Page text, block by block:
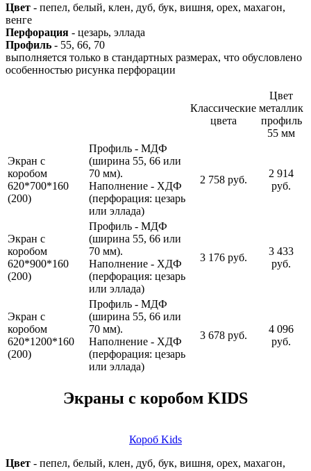
Цвет - пепел, белый, клен, дуб, бук, вишня, орех, махагон,
венге
Перфорация - цезарь, эллада
Профиль - 55, 66, 70
выполняется только в стандартных размерах, что обусловлено
особенностью рисунка перфорации
Классические
цвета
Цвет
металлик
профиль
55 мм
Экран с
коробом
620*700*160
(200)
Профиль - МДФ
(ширина 55, 66 или
70 мм).
Наполнение - ХДФ
(перфорация: цезарь
или эллада)
2 758 руб.
2 914
руб.
Экран с
коробом
620*900*160
(200)
Профиль - МДФ
(ширина 55, 66 или
70 мм).
Наполнение - ХДФ
(перфорация: цезарь
или эллада)
3 176 руб.
3 433
руб.
Экран с
коробом
620*1200*160
(200)
Профиль - МДФ
(ширина 55, 66 или
70 мм).
Наполнение - ХДФ
(перфорация: цезарь
или эллада)
3 678 руб.
4 096
руб.
Экраны с коробом KIDS
Короб Kids
Цвет - пепел, белый, клен, дуб, бук, вишня, орех, махагон,